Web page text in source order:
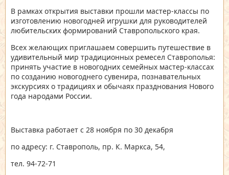
В рамках открытия выставки прошли мастер-классы по
изготовлению новогодней игрушки для руководителей
любительских формирований Ставропольского края.
Всех желающих приглашаем совершить путешествие в
удивительный мир традиционных ремесел Ставрополья:
принять участие в новогодних семейных мастер-классах
по созданию новогоднего сувенира, познавательных
экскурсиях о традициях и обычаях празднования Нового
года народами России.
Выставка работает с 28 ноября по 30 декабря
по адресу: г. Ставрополь, пр. К. Маркса, 54,
тел. 94-72-71